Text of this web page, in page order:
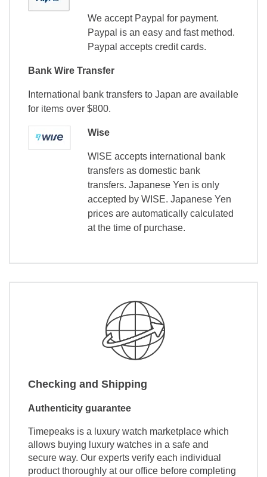
We accept Paypal for payment.
Paypal is an easy and fast method.
Paypal accepts credit cards.
Bank Wire Transfer
International bank transfers to Japan are available
for items over $800.
Wise
WISE accepts international bank
transfers as domestic bank
transfers. Japanese Yen is only
accepted by WISE. Japanese Yen
prices are automatically calculated
at the time of purchase.
Checking and Shipping
Authenticity guarantee
Timepeaks is a luxury watch marketplace which
allows buying luxury watches in a safe and
secure way. Our experts verify each individual
product thoroughly at our office before completing